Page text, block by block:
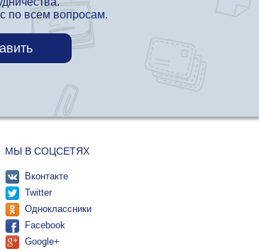
по всем вопросам.
МЫ В СОЦСЕТЯХ
Вконтакте
Twitter
Одноклассники
Facebook
Google+